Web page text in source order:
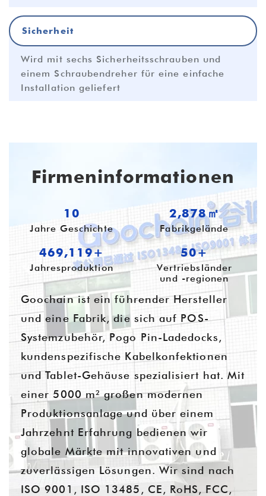
Sicherheit
Wird mit sechs Sicherheitsschrauben und
einem Schraubendreher für eine einfache
Installation geliefert
Firmeninformationen
10
Jahre Geschichte
3,905㎡
Fabrikgelände
645,039+
Jahresproduktion
55+
Vertriebsländer
und -regionen
Goochain ist ein führender Hersteller
und eine Fabrik, die sich auf POS-
Systemzubehör, Pogo Pin-Ladedocks,
kundenspezifische Kabelkonfektionen
und Tablet-Gehäuse spezialisiert hat. Mit
einer 5000 m² großen modernen
Produktionsanlage und über einem
Jahrzehnt Erfahrung bedienen wir
globale Märkte mit innovativen und
zuverlässigen Lösungen. Wir sind nach
ISO 9001, ISO 13485, CE, RoHS, FCC,